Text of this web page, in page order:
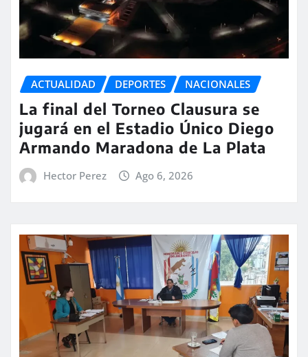
ACTUALIDAD DEPORTES NACIONALES
La final del Torneo Clausura se
jugará en el Estadio Único Diego
Armando Maradona de La Plata
Hector Perez Ago 6, 2026